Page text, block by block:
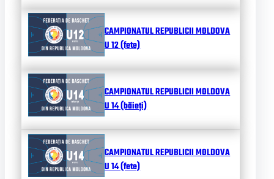
CAMPIONATUL REPUBLICII MOLDOVA
U 12 (fete)
CAMPIONATUL REPUBLICII MOLDOVA
U 14 (băieți)
CAMPIONATUL REPUBLICII MOLDOVA
U 14 (fete)